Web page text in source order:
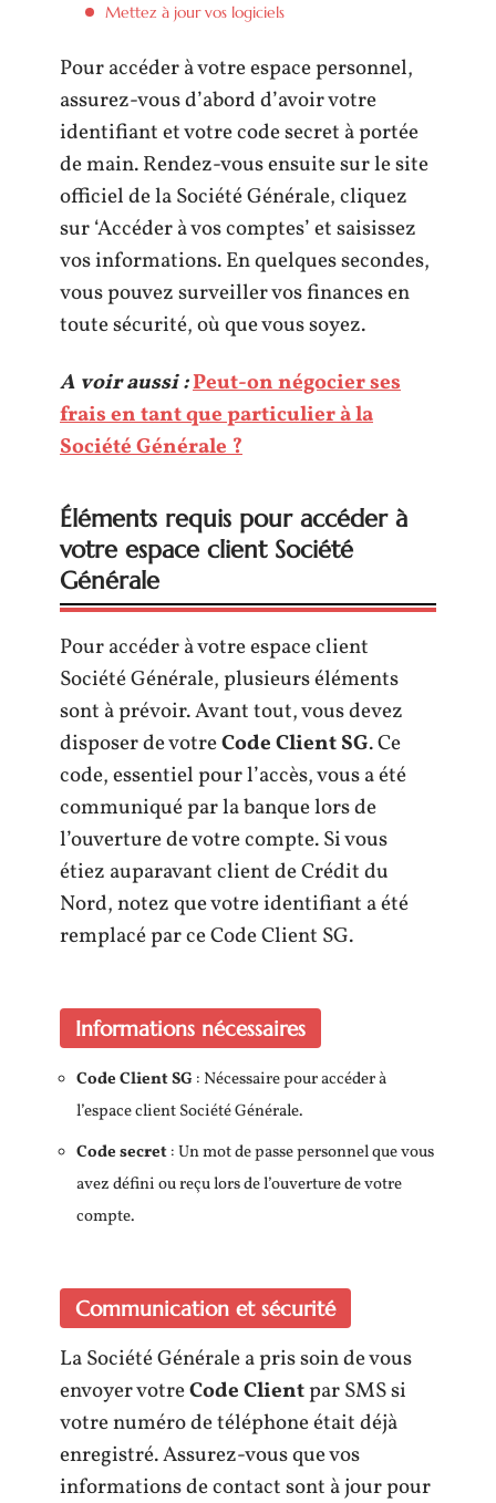
Mettez à jour vos logiciels
Pour accéder à votre espace personnel,
assurez-vous d’abord d’avoir votre
identifiant et votre code secret à portée
de main. Rendez-vous ensuite sur le site
officiel de la Société Générale, cliquez
sur ‘Accéder à vos comptes’ et saisissez
vos informations. En quelques secondes,
vous pouvez surveiller vos finances en
toute sécurité, où que vous soyez.
A voir aussi :Peut-on négocier ses
frais en tant que particulier à la
Société Générale ?
Éléments requis pour accéder à
votre espace client Société
Générale
Pour accéder à votre espace client
Société Générale, plusieurs éléments
sont à prévoir. Avant tout, vous devez
disposer de votreCode Client SG. Ce
code, essentiel pour l’accès, vous a été
communiqué par la banque lors de
l’ouverture de votre compte. Si vous
étiez auparavant client de Crédit du
Nord, notez que votre identifiant a été
remplacé par ce Code Client SG.
Informations nécessaires
Code Client SG : Nécessaire pour accéder à
l’espace client Société Générale.
Code secret: Un mot de passe personnel que vous
avez défini ou reçu lors de l’ouverture de votre
compte.
Communication et sécurité
La Société Générale a pris soin de vous
envoyer votreCode Clientpar SMS si
votre numéro de téléphone était déjà
enregistré. Assurez-vous que vos
informations de contact sont à jour pour